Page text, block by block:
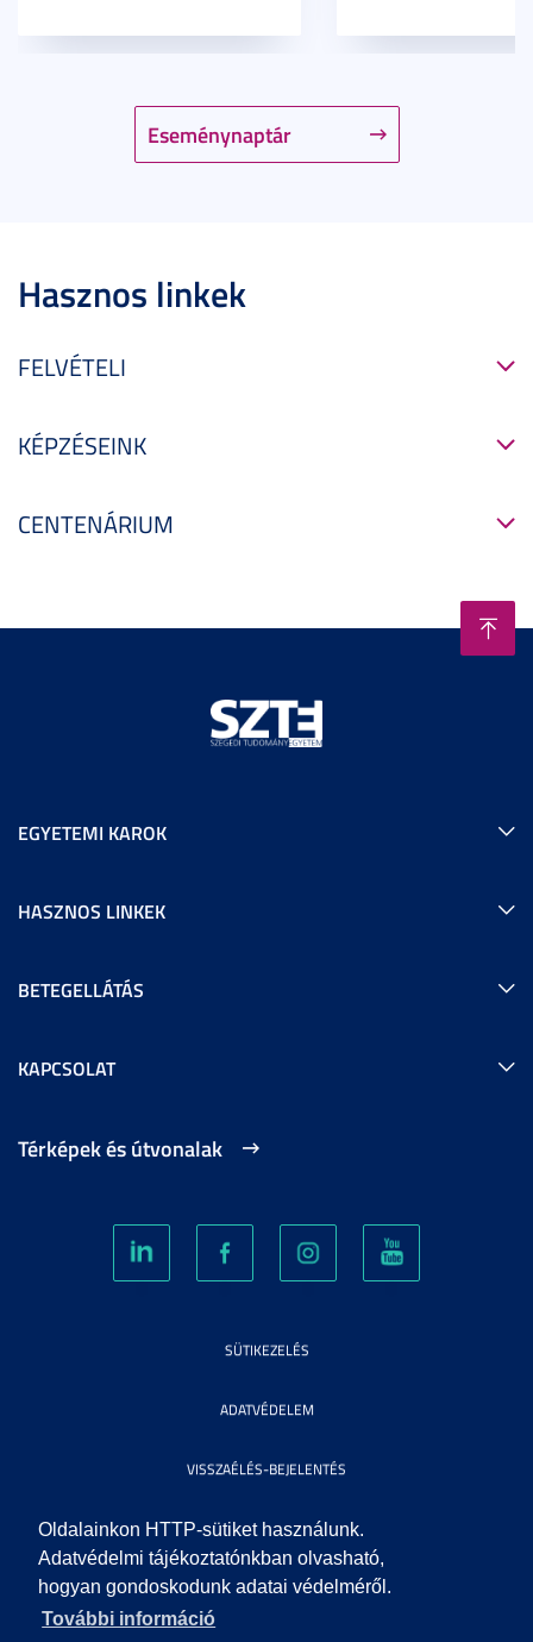
Oldalainkon HTTP-sütiket használunk.
Adatvédelmi tájékoztatónkban olvasható,
hogyan gondoskodunk adatai védelméről.
További információ
Eseménynaptár
Hasznos linkek
FELVÉTELI
KÉPZÉSEINK
CENTENÁRIUM
EGYETEMI KAROK
HASZNOS LINKEK
BETEGELLÁTÁS
KAPCSOLAT
Térképek és útvonalak
SÜTIKEZELÉS
ADATVÉDELEM
VISSZAÉLÉS-BEJELENTÉS
KÖZÉRDEKŰ ADATOK
IMPRESSZUM